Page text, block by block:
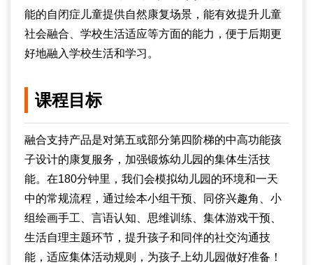
能的自闭症儿童提供自然康复场景，能有效提升儿童
社会融合、学校生活适应等方面的能力，便于后期更
好地融入学校生活和学习。
课程目标
融合支持产品是对第五或部分第四阶梯的中高功能孩
子设计的康复服务，加强锻炼幼儿园的集体生活技
能。在180分钟里，我们会模拟幼儿园的环境和一天
中的常规流程，通过绘本小组干预、同侪兴趣角、小
组绘画手工、言语认知、思维训练、集体游戏干预、
生活自理主题环节，提升孩子和同伴的社交沟通技
能，适应集体活动规则，为孩子上幼儿园做好准备！